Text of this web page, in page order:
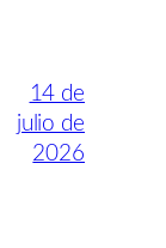
14 de
julio de
2026